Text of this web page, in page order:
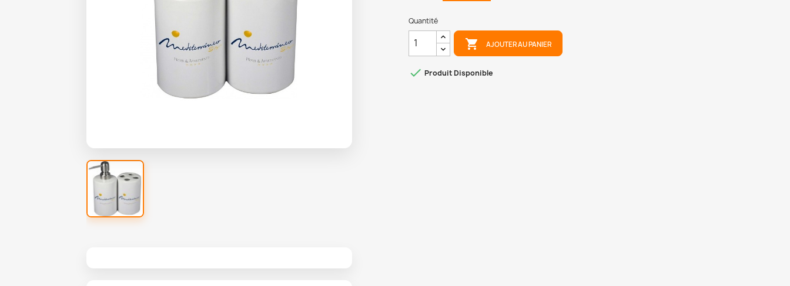
Quantité
 AJOUTER AU PANIER
 Produit Disponible